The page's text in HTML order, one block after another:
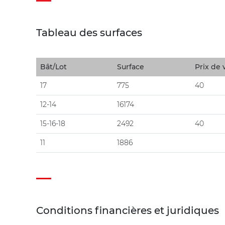
Tableau des surfaces
Bât/Lot Surface Prix de
17 775 40
12-14 16174
15-16-18 2492 40
11 1886
Conditions financières et juridiques